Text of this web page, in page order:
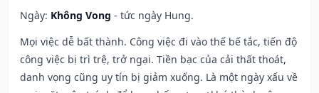
Ngày: Không Vong - tức ngày Hung.
Mọi việc dễ bất thành. Công việc đi vào thế bế tắc, tiến độ
công việc bị trì trệ, trở ngại. Tiền bạc của cải thất thoát,
danh vọng cũng uy tín bị giảm xuống. Là một ngày xấu về